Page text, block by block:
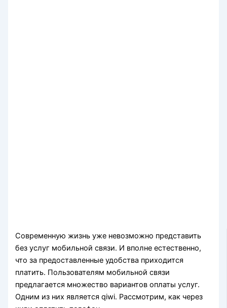
Современную жизнь уже невозможно представить
без услуг мобильной связи. И вполне естественно,
что за предоставленные удобства приходится
платить. Пользователям мобильной связи
предлагается множество вариантов оплаты услуг.
Одним из них является qiwi. Рассмотрим, как через